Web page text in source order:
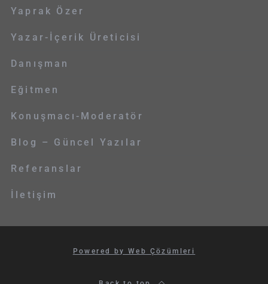
Yaprak Özer
Yazar-İçerik Üreticisi
Danışman
Eğitmen
Konuşmacı-Moderatör
Blog – Güncel Yazılar
Referanslar
İletişim
Powered by Web Çözümleri